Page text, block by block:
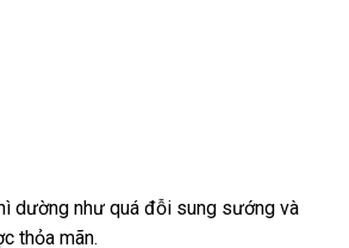
dường như đẹp
quá đỗi sung sướng gần
và
thỏa mãn.